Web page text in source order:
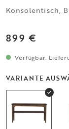
Konsolentisch,
899 €
Verfügbar.
VARIANTE